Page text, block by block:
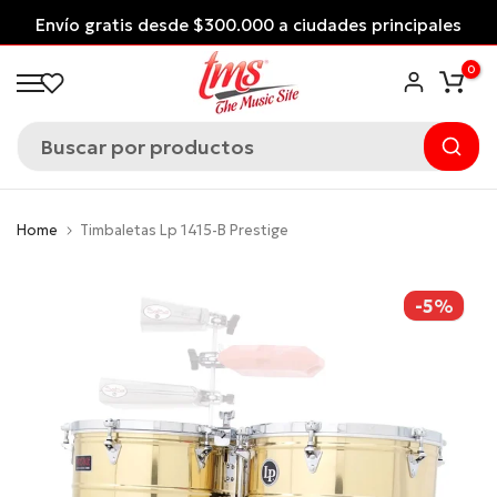
Saltar
al
contenido
Envío gratis desde $300.000 a ciudades principales
*Aplican Condiciones*
0
Home Timbaletas Lp 1415-B Prestige
-5%